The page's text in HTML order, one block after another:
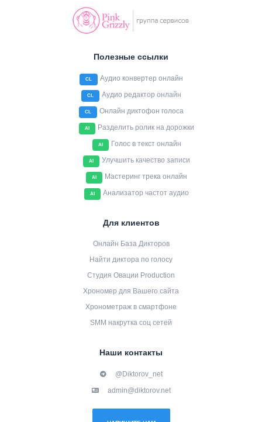
Полезные ссылки
CL Аудио конвертер онлайн
CL Аудио редактор онлайн
CL Онлайн диктофон голоса
AI Разделить ролик на дорожки
AI Голос в текст онлайн
AI Улучшить качество записи
AI Мастеринг трека онлайн
AI Анализатор частот аудио
Для клиентов
Онлайн База Дикторов
Найти диктора по голосу
Студия Овации Production
Хрономер для Вашего сайта
Хронометраж в смартфоне
SMM накрутка соц сетей
Наши контакты
@Diktorov_net
admin@diktorov.net